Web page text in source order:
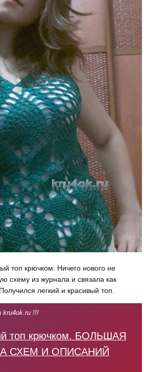
топ крючком. Ничего нового не
схему из журнала и связала как
легкий и красивый топ.
kru4ok.ru !!!
топ крючком, БОЛЬШАЯ
СХЕМ И ОПИСАНИЙ